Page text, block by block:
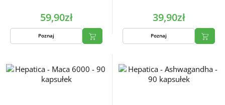
59,90zł
Poznaj
39,90zł
Poznaj